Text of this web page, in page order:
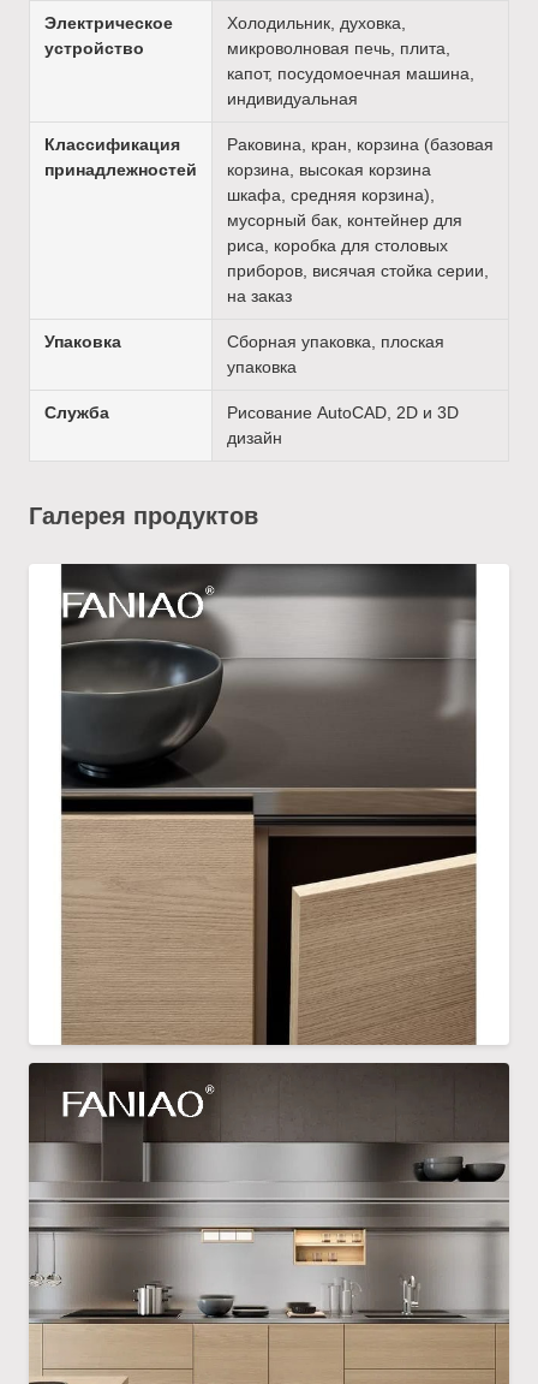
Электрическое
устройство
Холодильник, духовка,
микроволновая печь, плита,
капот, посудомоечная машина,
индивидуальная
Классификация
принадлежностей
Раковина, кран, корзина (базовая
корзина, высокая корзина
шкафа, средняя корзина),
мусорный бак, контейнер для
риса, коробка для столовых
приборов, висячая стойка серии,
на заказ
Упаковка
Сборная упаковка, плоская
упаковка
Служба
Рисование AutoCAD, 2D и 3D
дизайн
Галерея продуктов